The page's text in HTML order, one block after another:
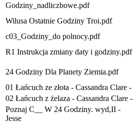
Godziny_nadliczbowe.pdf
Wilusa Ostatnie Godziny Troi.pdf
c03_Godziny_do polnocy.pdf
R1 Instrukcja zmiany daty i godziny.pdf
24 Godziny Dla Planety Ziemia.pdf
01 Łańcuch ze złota - Cassandra Clare -
02 Łańcuch z żelaza - Cassandra Clare -
Poznaj C__ W 24 Godziny. wyd,II -
Jesse